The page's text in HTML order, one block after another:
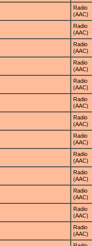
Radio
(AAC)
Radio
(AAC)
Radio
(AAC)
Radio
(AAC)
Radio
(AAC)
Radio
(AAC)
Radio
(AAC)
Radio
(AAC)
Radio
(AAC)
Radio
(AAC)
Radio
(AAC)
Radio
(AAC)
Radio
(AAC)